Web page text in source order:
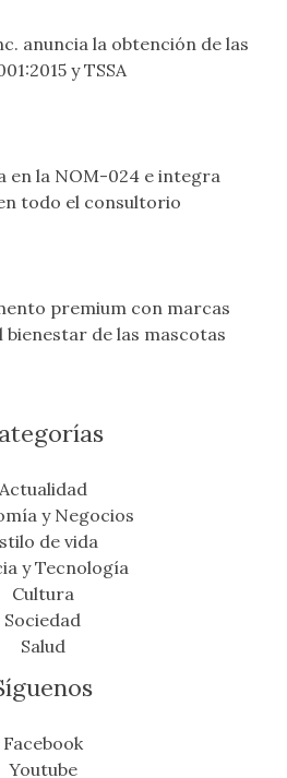
anuncia la obtención de las
y TSSA
en la NOM-024 e integra
todo el consultorio
premium con marcas
bienestar de las mascotas
Actualidad
y Negocios
de vida
y Tecnología
Cultura
Sociedad
Salud
Facebook
Youtube